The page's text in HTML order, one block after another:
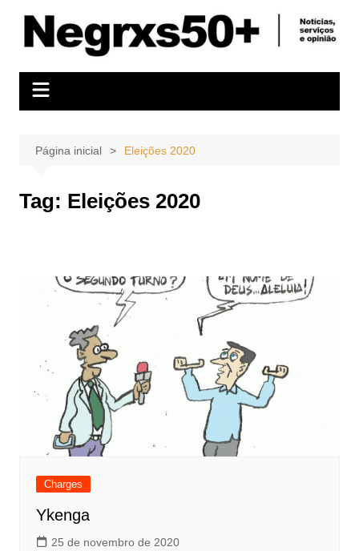
conteúdo
Página inicial Eleições 2020
Tag: Eleições 2020
Charges
Ykenga
25 de novembro de 2020